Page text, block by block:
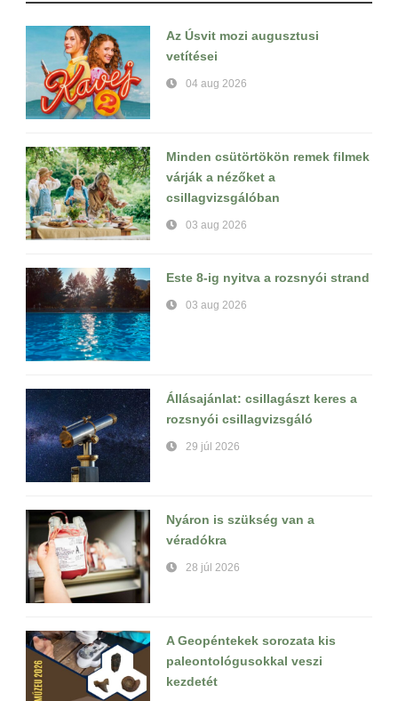
Az Úsvit mozi augusztusi
vetítései
04 aug 2026
Minden csütörtökön remek filmek
várják a nézőket a
csillagvizsgálóban
03 aug 2026
Este 8-ig nyitva a rozsnyói strand
03 aug 2026
Állásajánlat: csillagászt keres a
rozsnyói csillagvizsgáló
29 júl 2026
Nyáron is szükség van a
véradókra
28 júl 2026
A Geopéntekek sorozata kis
paleontológusokkal veszi
kezdetét